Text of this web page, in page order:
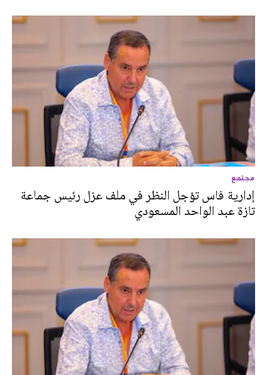
مجتمع
إدارية فاس تؤجل النظر في ملف عزل رئيس جماعة
تازة عبد الواحد المسعودي ‎